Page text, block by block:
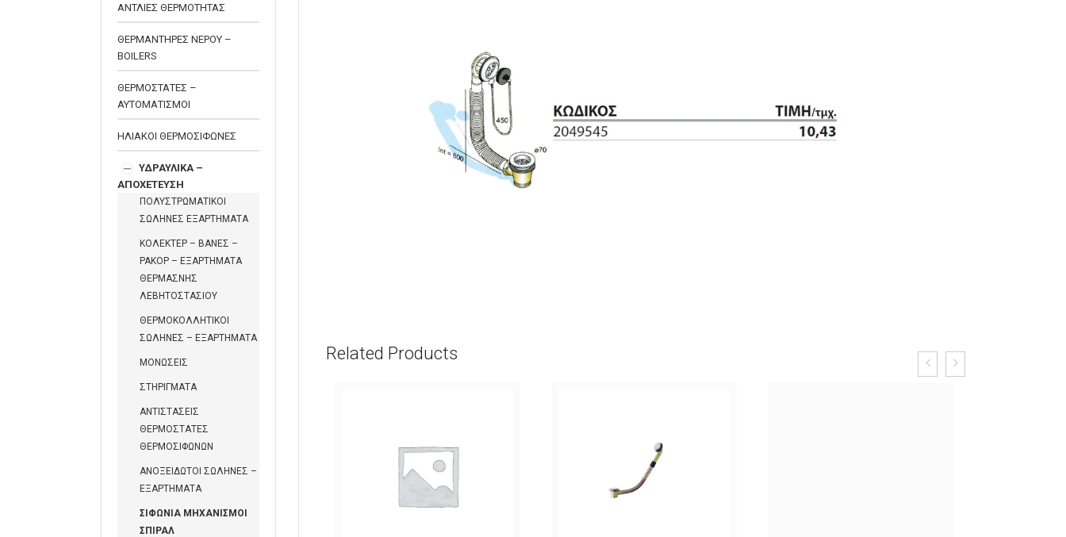
Related Products
ΑΝΤΛΙΕΣ ΘΕΡΜΟΤΗΤΑΣ
ΘΕΡΜΑΝΤΗΡΕΣ ΝΕΡΟΥ –
BOILERS
ΘΕΡΜΟΣΤΑΤΕΣ –
ΑΥΤΟΜΑΤΙΣΜΟΙ
ΗΛΙΑΚΟΙ ΘΕΡΜΟΣΙΦΩΝΕΣ
ΥΔΡΑΥΛΙΚΑ –
ΑΠΟΧΕΤΕΥΣΗ
ΠΟΛΥΣΤΡΩΜΑΤΙΚΟΙ
ΣΩΛΗΝΕΣ ΕΞΑΡΤΗΜΑΤΑ
ΚΟΛΕΚΤΕΡ – ΒΑΝΕΣ –
ΡΑΚΟΡ – ΕΞΑΡΤΗΜΑΤΑ
ΘΕΡΜΑΣΝΗΣ
ΛΕΒΗΤΟΣΤΑΣΙΟΥ
ΘΕΡΜΟΚΟΛΛΗΤΙΚΟΙ
ΣΩΛΗΝΕΣ – ΕΞΑΡΤΗΜΑΤΑ
ΜΟΝΩΣΕΙΣ
ΣΤΗΡΙΓΜΑΤΑ
ΑΝΤΙΣΤΑΣΕΙΣ
ΘΕΡΜΟΣΤΑΤΕΣ
ΘΕΡΜΟΣΙΦΩΝΩΝ
ΑΝΟΞΕΙΔΩΤΟΙ ΣΩΛΗΝΕΣ –
ΕΞΑΡΤΗΜΑΤΑ
ΣΙΦΩΝΙΑ ΜΗΧΑΝΙΣΜΟΙ
ΣΠΙΡΑΛ